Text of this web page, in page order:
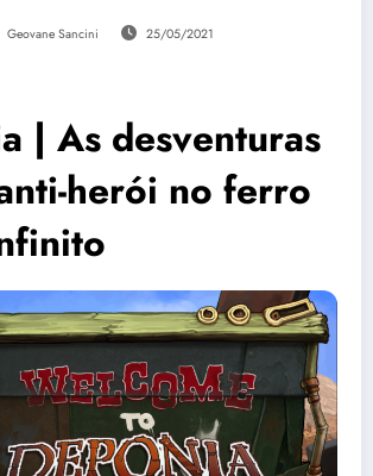
Geovane Sancini 25/05/2021
| As desventuras
herói no ferro